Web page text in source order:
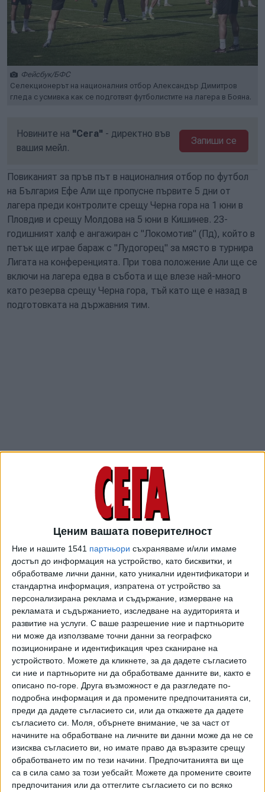
Ценим вашата поверителност
Ние и нашите 1541 партньори съхраняваме и/или имаме
достъп до информация на устройство, като бисквитки, и
обработваме лични данни, като уникални идентификатори и
стандартна информация, изпратена от устройство за
персонализирана реклама и съдържание, измерване на
рекламата и съдържанието, изследване на аудиторията и
развитие на услуги. С ваше разрешение ние и партньорите
ни може да използваме точни данни за географско
позициониране и идентификация чрез сканиране на
устройството. Можете да кликнете, за да дадете съгласието
си ние и партньорите ни да обработваме данните ви, както е
описано по-горе. Друга възможност е да разгледате по-
подробна информация и да промените предпочитанията си,
преди да дадете съгласието си, или да откажете да дадете
съгласието си.
Моля, обърнете внимание, че за част от
начините на обработване на личните ви данни може да не се
изисква съгласието ви, но имате право да възразите срещу
обработването им по тези начини. Предпочитанията ви ще
са в сила само за този уебсайт. Можете да промените своите
предпочитания или да оттеглите съгласието си по всяко
Фейсбук/БФС
Селекционерът на националния отбор Александър Димитров
гледа с усмивка как се подготвят футболистите на лагера в Бояна.
Новините на "Сега" - директно във
вашия мейл.
Запиши се
Повиканият за пръв път в националния отбор по футбол
на България Ефе Али ще пропусне първите 5 дни от
лагера преди контролите срещу Черна гора на 1 юни в
Пловдив и срещу Молдова на 5 юни в Кишинев. 23-
годишният халф е ангажиран с "Локомотив" (Пд), който в
петък ще играе бараж с "Лудогорец" за място в турнира
Лигата на конференцията. При това положение Али ще се
включи на лагера едва в събота и ще влезе най-много
като резерва срещу Черна гора, тъй като ще е назад в
подготовката на държавния тим.
За момента няма контузени по време на подготовката на
националите. Завърналият се след две години и половина
в отбора Патрик-Габриел Галчев не скри радостта си от
повиквателната и заяви, че желанието му е да помогне за
спечелването и на двете контроли. "Щом става въпрос
за националния отбор, винаги има енергия. Моите
амбиции са да спечелим тези два мача и да зарадваме
цяла България", заяви левият бек на "Железничар"
(Сараево).
Лукас Петков, който изнесе отличен сезон за
"Елверсберг" и помогна завлизането на отбора в
германската Бундеслига, пък заяви, че няма за цел да
бъде лидер в националния тим.
"Надявам се да спечелим и двете предстоящи контроли
и да стартираме една успешна серия преди мачовете от
Лигата на нациите през есента. Опитвам се да помогна
на отбора с възможно най-много, което мога да дам.
Разбира се, не мога да говоря добре български, но се
опитвам да помагам. Също така се опитвам да общувам
на български със съотборниците си. И вероятно, когато
мога да го правя максимално добре, ще бъда лидер на